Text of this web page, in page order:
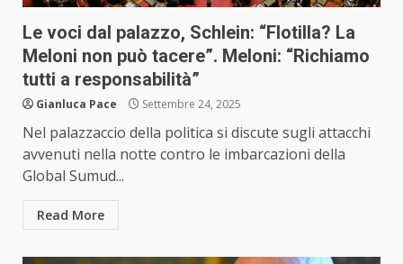
Le voci dal palazzo, Schlein: “Flotilla? La
Meloni non può tacere”. Meloni: “Richiamo
tutti a responsabilità”
Gianluca Pace Settembre 24, 2025
Nel palazzaccio della politica si discute sugli attacchi
avvenuti nella notte contro le imbarcazioni della
Global Sumud...
Read More